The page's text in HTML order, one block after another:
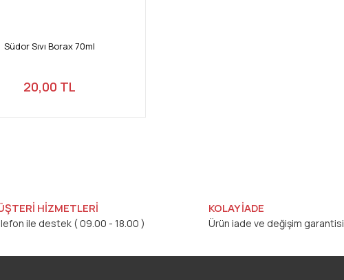
Südor Sıvı Borax 70ml
20,00 TL
HİZMETLERİ
ile destek ( 09.00 - 18.00 )
KOLAY İADE
Ürün iade ve değişim garantisi